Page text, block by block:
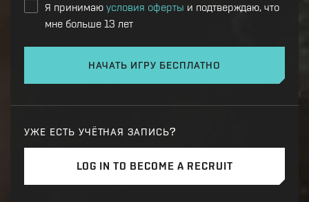
Я принимаю условия оферты и подтверждаю, что
мне больше 13 лет
НАЧАТЬ ИГРУ БЕСПЛАТНО
УЖЕ ЕСТЬ УЧЁТНАЯ ЗАПИСЬ?
LOG IN TO BECOME A RECRUIT